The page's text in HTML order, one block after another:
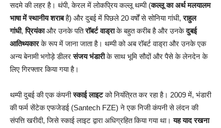
सदमे की लहर है। थंपी, केरल में लोकप्रिय कल्लू थम्पी (कल्लू का अर्थ मलयालम
भाषा में स्थानीय शराबहै) और दुबई में पिछले 20 वर्षों से सोनिया गांधी,राहुल
गांधी,प्रियंकाऔर उनके पतिरॉबर्ट वाड्राके बहुत करीब है और उनकेदुबई
आतिथ्यकारके रूप में जाना जाता है। थम्पी को अब रॉबर्ट वाड्रा और उनके एक
अन्य बेनामी भगोड़े डीलरसंजय भंडारीके साथ भूमि सौदों और पैसे के लेनदेन के
लिए गिरफ्तार किया गया है।
थम्पी दुबई की एक कंपनीस्काई लाइटको नियंत्रित कर रहा है। 2009 में, भंडारी
की फर्म सेंटेक एफजेडई (Santech FZE) ने एक निजी कंपनी से लंदन की
संपत्ति खरीदी, जिसे स्काई लाइट द्वारा अधिग्रहित किया गया था।यह याद रखना